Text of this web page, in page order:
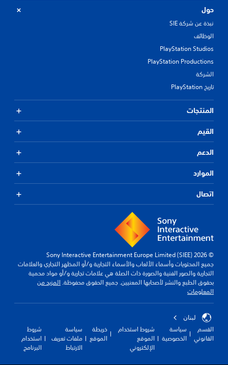
حول
نبذة عن شركة SIE
الوظائف
PlayStation Studios
PlayStation Productions
الشركة
تاريخ PlayStation
المنتجات
القيم
الدعم
الموارد
اتصال
© 2026 Sony Interactive Entertainment Europe Limited (SIEE)
جميع المحتويات وأسماء الألعاب والأسماء التجارية و/أو المظهر التجاري والعلامات
التجارية والصور الفنية والصورة ذات الصلة هي علامات تجارية و/أو مواد محمية
بحقوق الطبع والنشر لأصحابها المعنيين. جميع الحقوق محفوظة.المزيد من
المعلومات
لبنان
القسم
القانوني
سياسة
الخصوصية
شروط استخدام
الموقع
الإلكتروني
خريطة
الموقع
سياسة
ملفات تعريف
الارتباط
شروط
استخدام
البرنامج